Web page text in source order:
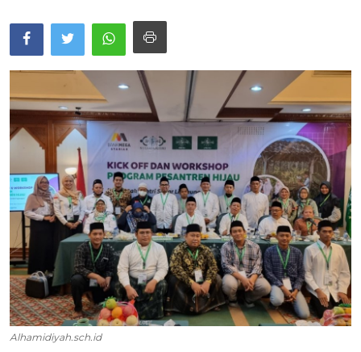
Inisiatif
Sorotan Berita
Bahasa
Alhamidiyah.sch.id